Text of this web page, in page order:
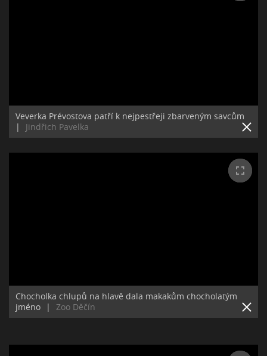
Veverka Prévostova patří k nejpestřeji zbarveným savcům
|
Jindřich Pavelka
Chocholka chlupů na hlavě dala makakům chocholatým
jméno
| Zoo Děčín